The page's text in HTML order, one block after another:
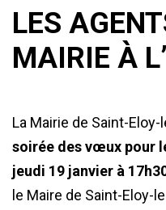
LES
MAIRIE À
La Mairie de Saint-
soirée des vœux pour
jeudi 19 janvier à
le Maire de Saint-Eloy-